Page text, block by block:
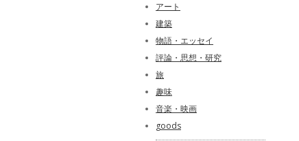
アート
建築
物語・エッセイ
評論・思想・研究
旅
趣味
音楽・映画
goods